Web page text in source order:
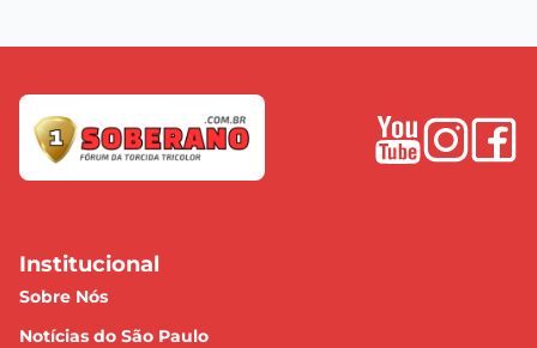
Institucional
Sobre Nós
Notícias do São Paulo